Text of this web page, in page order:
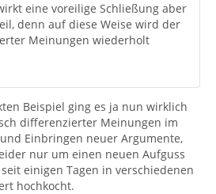
eine voreilige Schließung aber
denn auf diese Weise wird der
Meinungen wiederholt
Beispiel ging es ja nun wirklich
differenzierter Meinungen im
Einbringen neuer Argumente,
nur um einen neuen Aufguss
einigen Tagen in verschiedenen
hochkocht.